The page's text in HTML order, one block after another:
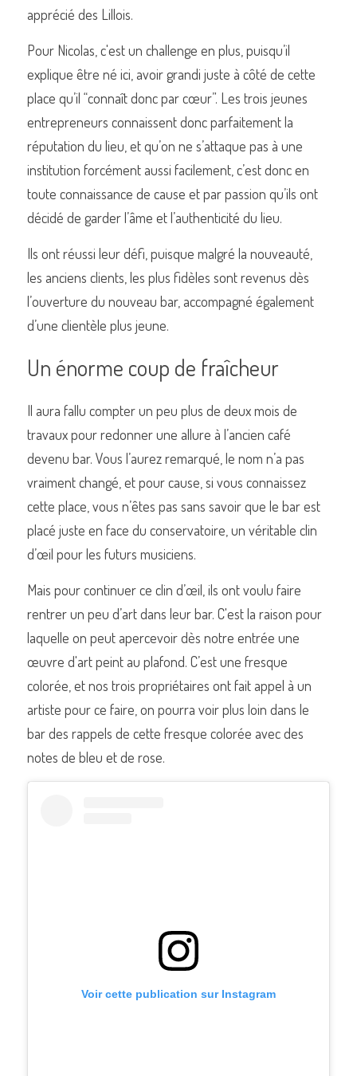
apprécié des Lillois.
Pour Nicolas, c'est un challenge en plus, puisqu’il
explique être né ici, avoir grandi juste à côté de cette
place qu’il “connaît donc par cœur”. Les trois jeunes
entrepreneurs connaissent donc parfaitement la
réputation du lieu, et qu’on ne s’attaque pas à une
institution forcément aussi facilement, c’est donc en
toute connaissance de cause et par passion qu’ils ont
décidé de garder l’âme et l’authenticité du lieu.
Ils ont réussi leur défi, puisque malgré la nouveauté,
les anciens clients, les plus fidèles sont revenus dès
l’ouverture du nouveau bar, accompagné également
d’une clientèle plus jeune.
Un énorme coup de fraîcheur
Il aura fallu compter un peu plus de deux mois de
travaux pour redonner une allure à l’ancien café
devenu bar. Vous l’aurez remarqué, le nom n’a pas
vraiment changé, et pour cause, si vous connaissez
cette place, vous n’êtes pas sans savoir que le bar est
placé juste en face du conservatoire, un véritable clin
d’œil pour les futurs musiciens.
Mais pour continuer ce clin d’œil, ils ont voulu faire
rentrer un peu d’art dans leur bar. C'est la raison pour
laquelle on peut apercevoir dès notre entrée une
œuvre d'art peint au plafond. C’est une fresque
colorée, et nos trois propriétaires ont fait appel à un
artiste pour ce faire, on pourra voir plus loin dans le
bar des rappels de cette fresque colorée avec des
notes de bleu et de rose.
Voir cette publication sur Instagram